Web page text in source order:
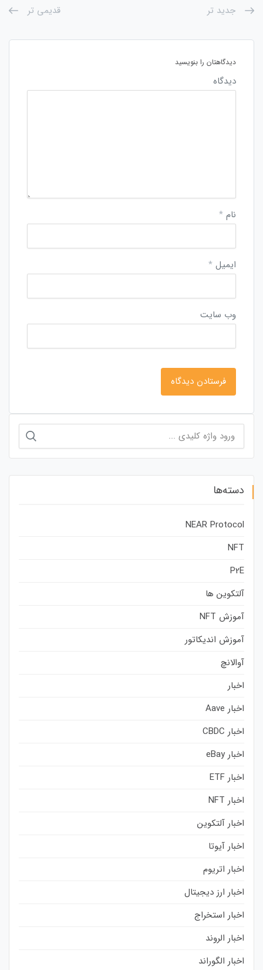
جدید تر قدیمی تر
دیدگاهتان را بنویسید
دیدگاه
نام *
ایمیل *
وب‌ سایت
برای:
دسته‌ها
NEAR Protocol
NFT
P2E
آلتکوین ها
آموزش NFT
آموزش اندیکاتور
آوالانچ
اخبار
اخبار Aave
اخبار CBDC
اخبار eBay
اخبار ETF
اخبار NFT
اخبار آلتکوین
اخبار آیوتا
اخبار اتریوم
اخبار ارز دیجیتال
اخبار استخراج
اخبار الروند
اخبار الگوراند